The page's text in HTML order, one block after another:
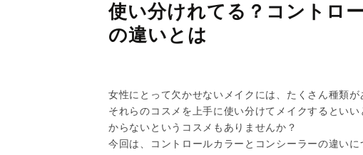
使い分けれてる？コントロ
の違いとは
女性にとって欠かせないメイクには、たくさん種類が
それらのコスメを上手に使い分けてメイクするとい
からないというコスメもありませんか？
今回は、コントロールカラーとコンシーラーの違いに